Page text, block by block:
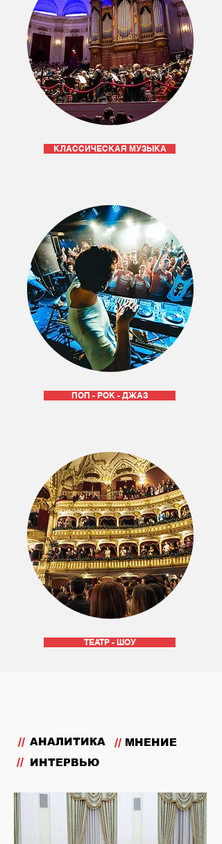
КЛАССИЧЕСКАЯ МУЗЫКА
ПОП - РОК - ДЖАЗ
ТЕАТР - ШОУ
//
//
АНАЛИТИКА
ИНТЕРВЬЮ
// МНЕНИЕ